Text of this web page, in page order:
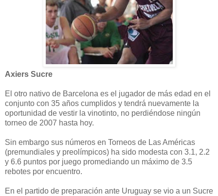
Axiers Sucre
El otro nativo de Barcelona es el jugador de más edad en el
conjunto con 35 años cumplidos y tendrá nuevamente la
oportunidad de vestir la vinotinto, no perdiéndose ningún
torneo de 2007 hasta hoy.
Sin embargo sus números en Torneos de Las Américas
(premundiales y preolímpicos) ha sido modesta con 3.1, 2.2
y 6.6 puntos por juego promediando un máximo de 3.5
rebotes por encuentro.
En el partido de preparación ante Uruguay se vio a un Sucre